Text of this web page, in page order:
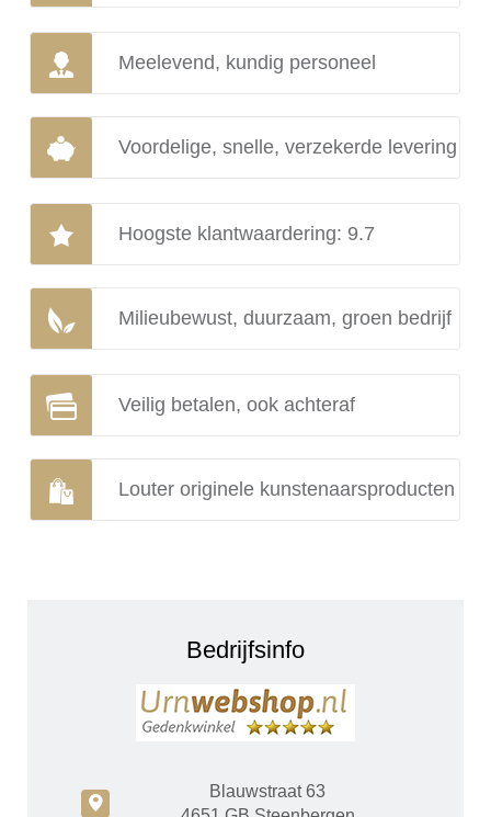
Meelevend, kundig personeel
Voordelige, snelle, verzekerde levering
Hoogste klantwaardering: 9.7
Milieubewust, duurzaam, groen bedrijf
Veilig betalen, ook achteraf
Louter originele kunstenaarsproducten
Bedrijfsinfo
c
Blauwstraat 63